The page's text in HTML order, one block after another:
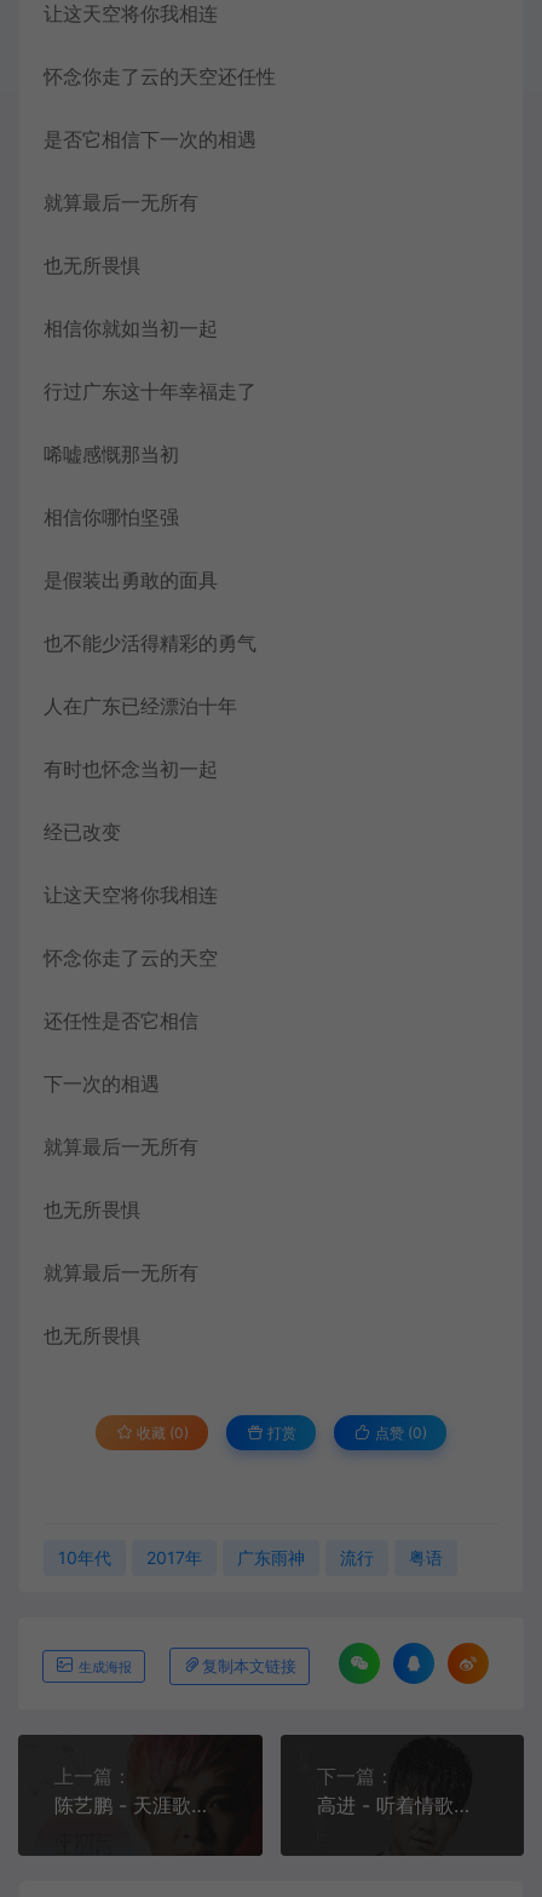
让这天空将你我相连
怀念你走了云的天空还任性
是否它相信下一次的相遇
就算最后一无所有
也无所畏惧
相信你就如当初一起
行过广东这十年幸福走了
唏嘘感慨那当初
相信你哪怕坚强
是假装出勇敢的面具
也不能少活得精彩的勇气
人在广东已经漂泊十年
有时也怀念当初一起
经已改变
让这天空将你我相连
怀念你走了云的天空
还任性是否它相信
下一次的相遇
就算最后一无所有
也无所畏惧
就算最后一无所有
也无所畏惧
收藏 (0) 打赏 点赞 (0)
10年代 2017年 广东雨神 流行 粤语
生成海报 复制本文链接
上一篇：
陈艺鹏 - 天涯歌女[MP3-320K/FLAC][11.9M/30.9M]
下一篇：
高进 - 听着情歌流眼泪[MP3-320K/FLAC][10.4M/29.9M]